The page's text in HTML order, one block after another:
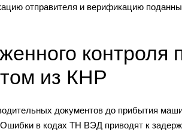
отправителя и верификацию
контроля
из КНР
документов до прибытия
в кодах ТН ВЭД приводят к